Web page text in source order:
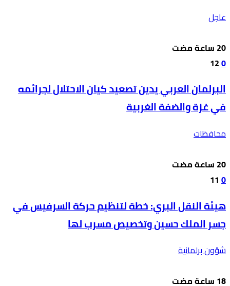
عاجل
0
12
البرلمان العربي يدين تصعيد كيان الاحتلال لجرائمه
في غزة والضفة الغربية
محافظات
0
11
هيئة النقل البري: خطة لتنظيم حركة السرفيس في
جسر الملك حسين وتخصيص مسرب لها
شؤون برلمانية